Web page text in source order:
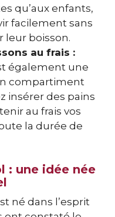
qu’aux enfants,
facilement sans
leur boisson.
au frais :
également une
compartiment
insérer des pains
au frais vos
la durée de
: une idée née
né dans l’esprit